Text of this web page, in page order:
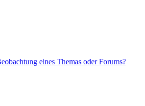
eines Themas oder Forums?